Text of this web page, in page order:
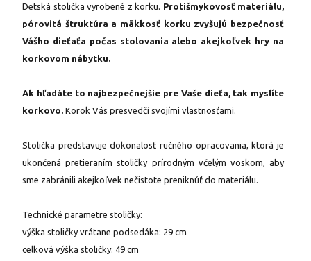
Detská stolička vyrobené z korku. Protišmykovosť materiálu,
pórovitá štruktúra a mäkkosť korku zvyšujú bezpečnosť
Vášho dieťaťa počas stolovania alebo akejkoľvek hry na
korkovom nábytku.
Ak hľadáte to najbezpečnejšie pre Vaše dieťa, tak myslíte
korkovo. Korok Vás presvedčí svojími vlastnosťami.
Stolička predstavuje dokonalosť ručného opracovania, ktorá je
ukončená pretieraním stoličky prírodným včelým voskom, aby
sme zabránili akejkoľvek nečistote preniknúť do materiálu.
Technické parametre stoličky:
výška stoličky vrátane podsedáka: 29 cm
celková výška stoličky: 49 cm